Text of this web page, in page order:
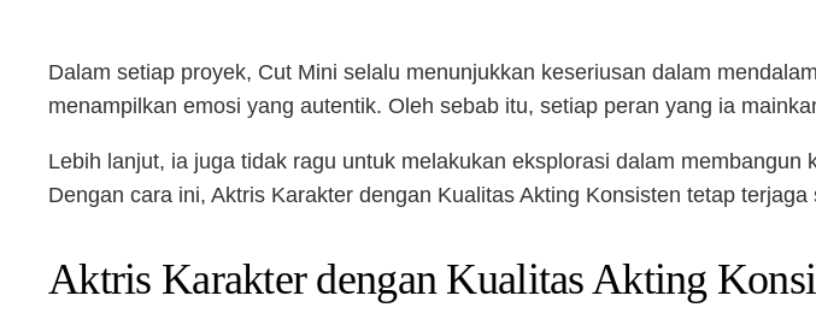
Dalam setiap proyek, Cut Mini selalu menunjukkan keseriusan dalam
menampilkan emosi yang autentik. Oleh sebab itu, setiap peran yang ia
Lebih lanjut, ia juga tidak ragu untuk melakukan eksplorasi dalam
Dengan cara ini, Aktris Karakter dengan Kualitas Akting Konsisten tetap
Aktris Karakter dengan Kualitas Akting